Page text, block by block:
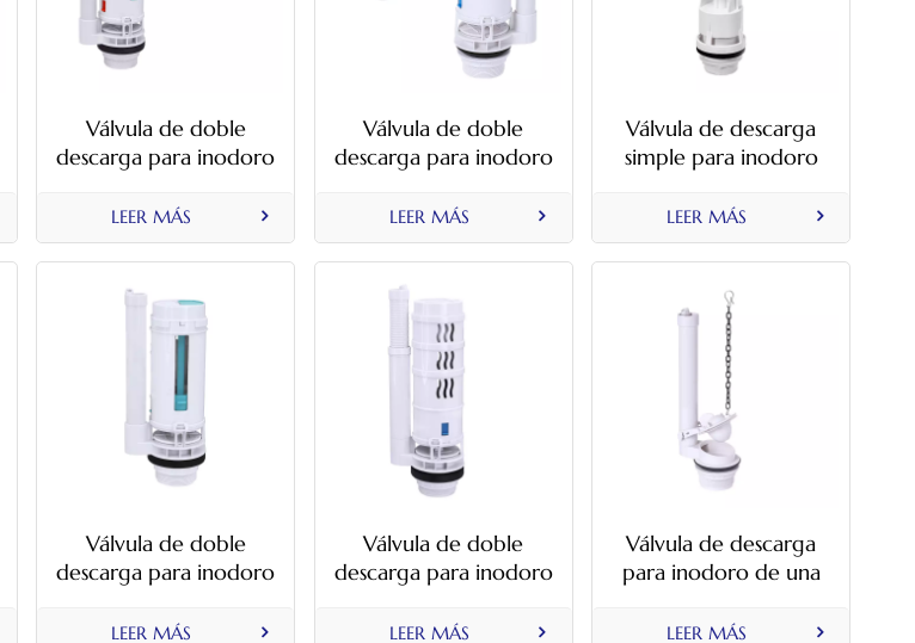
Válvula de doble
descarga para inodoro
superior y lateral
LEER MÁS
Válvula de doble
descarga para inodoro
y manija
LEER MÁS
Válvula de descarga
simple para inodoro
superior
LEER MÁS
Válvula de doble
descarga para inodoro
de cubeta
LEER MÁS
Válvula de doble
descarga para inodoro
300 mm
LEER MÁS
Válvula de descarga
para inodoro de una
pulgadas
LEER MÁS